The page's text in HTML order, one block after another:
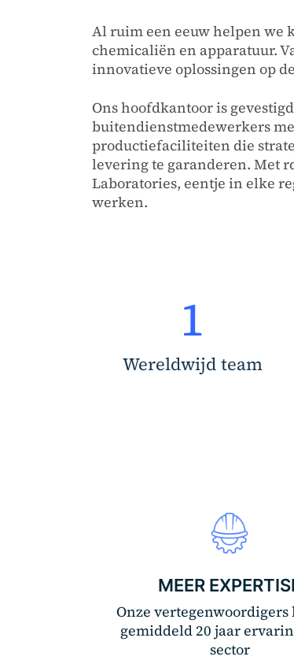
Al ruim een eeuw helpen we
chemicaliën en apparatuur.
innovatieve oplossingen op
Ons hoofdkantoor is
buitendienstmedewerkers
productiefaciliteiten die
levering te garanderen. Met
Laboratories, eentje in elke
werken.
1
Wereldwijd team
MEER
Onze vertegenwoordigers
gemiddeld 20 jaar
sector